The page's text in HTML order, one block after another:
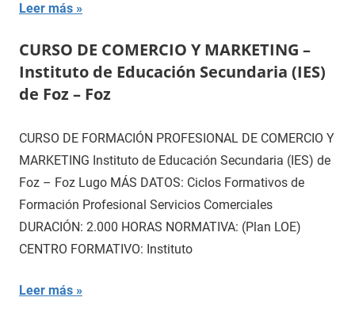
Leer más
CURSO DE COMERCIO Y MARKETING –
Instituto de Educación Secundaria (IES)
de Foz – Foz
CURSO DE FORMACIÓN PROFESIONAL DE COMERCIO Y
MARKETING Instituto de Educación Secundaria (IES) de
Foz – Foz Lugo MÁS DATOS: Ciclos Formativos de
Formación Profesional Servicios Comerciales
DURACIÓN: 2.000 HORAS NORMATIVA: (Plan LOE)
CENTRO FORMATIVO: Instituto
Leer más